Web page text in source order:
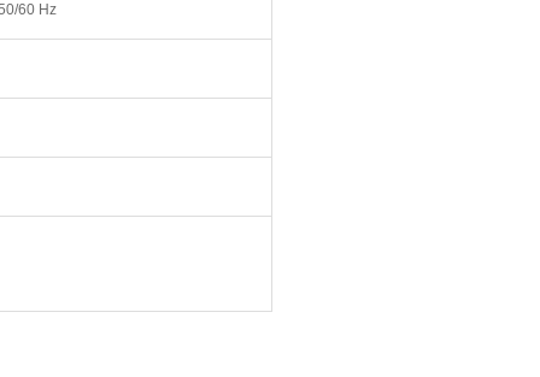
60 Hz